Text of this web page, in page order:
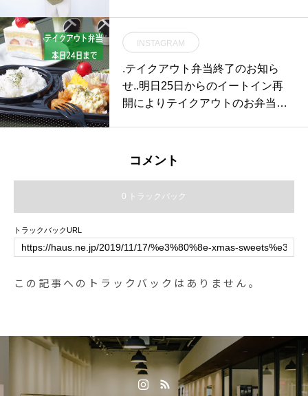
INSTAGRAM
.テイクアウト弁当終了のお知ら
せ..明日25日からのイートイン再
開によりテイクアウトのお弁当の
コメント
0 トラックバック
トラックバックURL
この記事へのトラックバックはありません。